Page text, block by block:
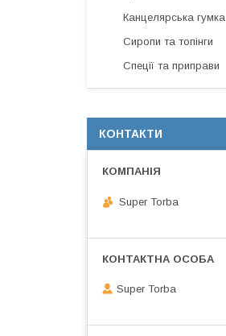
Канцелярська гумка
Сиропи та топінги
Спеції та приправи
КОНТАКТИ
Super Torba
Super Torba